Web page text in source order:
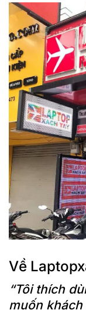
họa cao. Tuy
phương tiện
quả.
Về
“Tôi thích
muốn